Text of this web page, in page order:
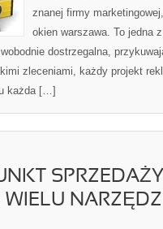
znanej firmy
okien warszawa. To jedna
dostrzegalna,
zleceniami, każdy projekt
każda […]
SPRZEDAŻY
WIELU